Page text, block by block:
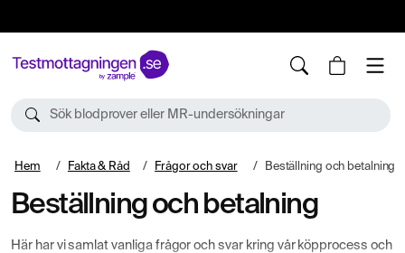
Sök blodprover eller MR-undersökningar
Hem Fakta & Råd Frågor och svar Beställning och betalning
Beställning och betalning
Här har vi samlat vanliga frågor och svar kring vår köpprocess och